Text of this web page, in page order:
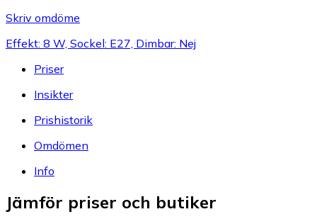
Skriv omdöme
Effekt: 8 W, Sockel: E27, Dimbar: Nej
Priser
Insikter
Prishistorik
Omdömen
Info
Jämför priser och butiker